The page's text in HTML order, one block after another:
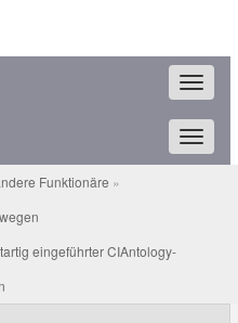
Funktionäre »
eingeführter CIAntology-